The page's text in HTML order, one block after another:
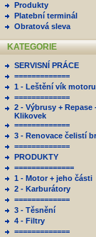
Produkty
Platební terminál
Obratová sleva
KATEGORIE
SERVISNÍ PRÁCE
=============
1 - Leštění vík motoru
=============
2 - Výbrusy + Repase
Klikovek
=============
3 - Renovace čelistí
=============
PRODUKTY
==============
1 - Motor + jeho části
2 - Karburátory
=============
3 - Těsnění
4 - Filtry
=============